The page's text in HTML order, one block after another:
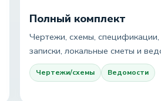
Полный комплект
Чертежи, схемы, спецификации,
записки, локальные сметы и
Чертежи/схемы Ведомости